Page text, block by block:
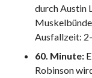
durch Austin
Ausfallzeit:
60. Minute:
Robinson